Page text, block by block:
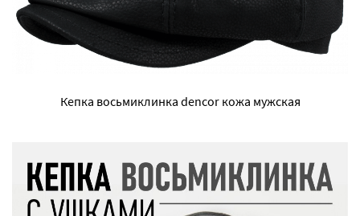
Кепка восьмиклинка dencor кожа мужская